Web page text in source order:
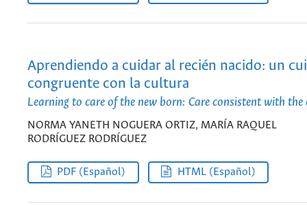
Aprendiendo a cuidar al recién nacido: un
congruente con la cultura
Learning to care of the new born: Care consistent with the
NORMA YANETH NOGUERA ORTIZ, MARÍA RAQUEL
RODRÍGUEZ RODRÍGUEZ
PDF (Español) HTML (Español)